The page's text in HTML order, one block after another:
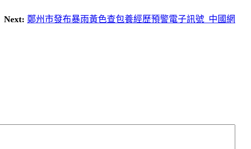
Next: 鄭州市發布暴雨黃色查包養經歷預警電子訊號_中國網